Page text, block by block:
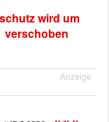
wird um
verschoben
Anzeige